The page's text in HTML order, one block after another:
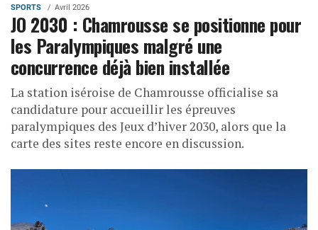
SPORTS Avril 2026
JO 2030 : Chamrousse se positionne pour
les Paralympiques malgré une
concurrence déjà bien installée
La station iséroise de Chamrousse officialise sa
candidature pour accueillir les épreuves
paralympiques des Jeux d’hiver 2030, alors que la
carte des sites reste encore en discussion.